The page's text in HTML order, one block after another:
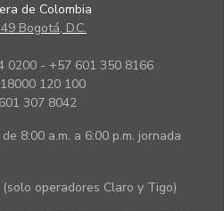
de Colombia
Bogotá, D.C.
0200 - +57 601 350 8166
120 100
307 8042
8:00 a.m. a 6:00 p.m. jornada
operadores Claro y Tigo)